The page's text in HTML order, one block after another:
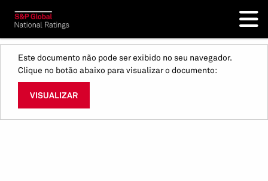
Este documento não pode ser exibido no seu navegador.
Clique no botão abaixo para visualizar o documento:
VISUALIZAR